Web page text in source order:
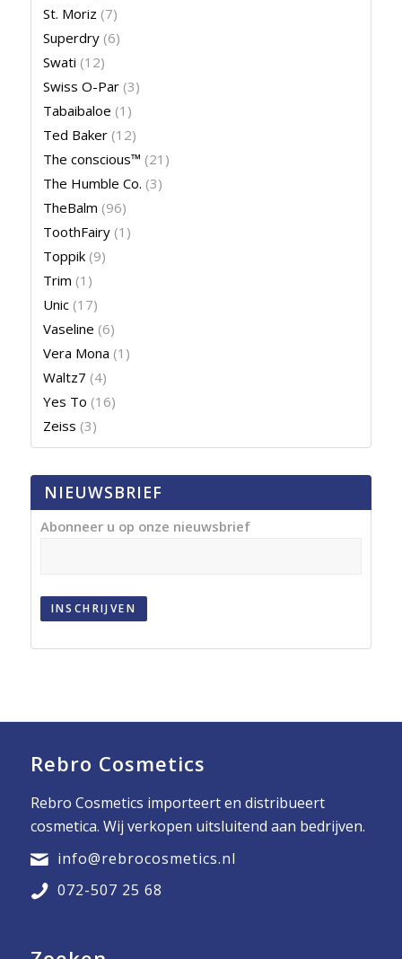
St. Moriz (7)
Superdry (6)
Swati (12)
Swiss O-Par (3)
Tabaibaloe (1)
Ted Baker (12)
The conscious™ (21)
The Humble Co. (3)
TheBalm (96)
ToothFairy (1)
Toppik (9)
Trim (1)
Unic (17)
Vaseline (6)
Vera Mona (1)
Waltz7 (4)
Yes To (16)
Zeiss (3)
NIEUWSBRIEF
Abonneer u op onze nieuwsbrief
INSCHRIJVEN
Rebro Cosmetics
Rebro Cosmetics importeert en distribueert
cosmetica. Wij verkopen uitsluitend aan bedrijven.
info@rebrocosmetics.nl
072-507 25 68